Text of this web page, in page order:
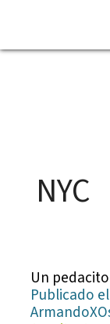
Saltar
NYC
Un
Publicado